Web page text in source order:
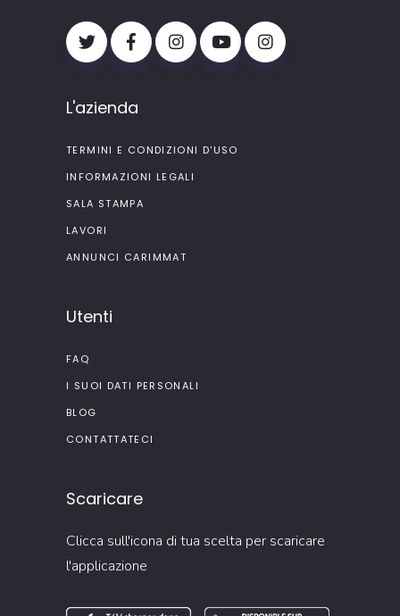
L'azienda
TERMINI E CONDIZIONI D'USO
INFORMAZIONI LEGALI
SALA STAMPA
LAVORI
ANNUNCI CARIMMAT
Utenti
FAQ
I SUOI DATI PERSONALI
BLOG
CONTATTATECI
Scaricare
Clicca sull'icona di tua scelta per scaricare
l'applicazione